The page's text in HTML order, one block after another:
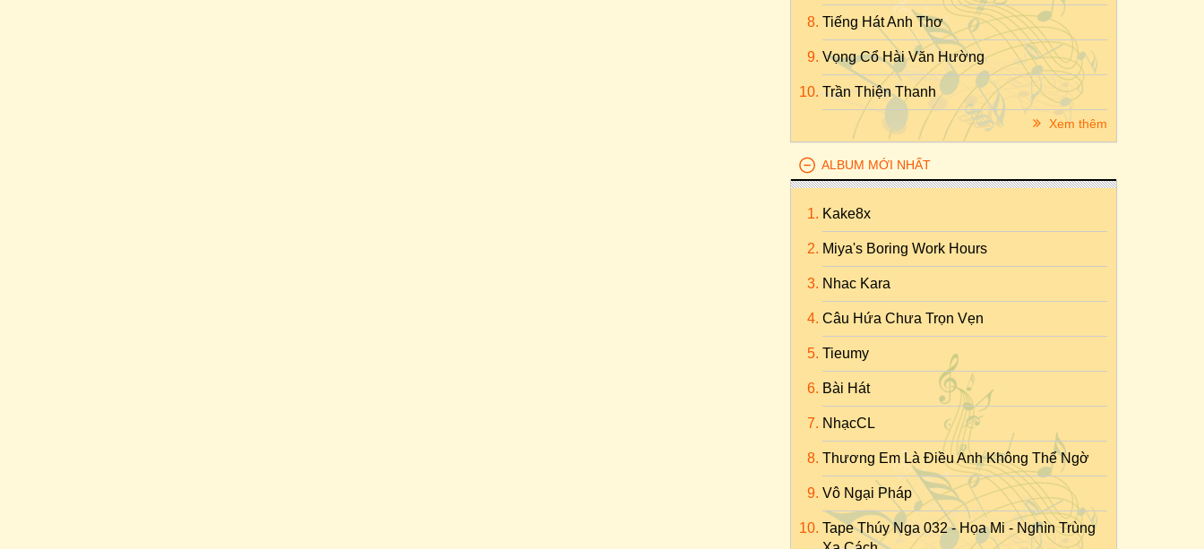
Tiếng Hát Anh Thơ
Vọng Cổ Hài Văn Hường
Trần Thiện Thanh
Xem thêm
ALBUM MỚI NHẤT
Kake8x
Miya's Boring Work Hours
Nhac Kara
Câu Hứa Chưa Trọn Vẹn
Tieumy
Bài Hát
NhạcCL
Thương Em Là Điều Anh Không Thể Ngờ
Vô Ngại Pháp
Tape Thúy Nga 032 - Họa Mi - Nghìn Trùng